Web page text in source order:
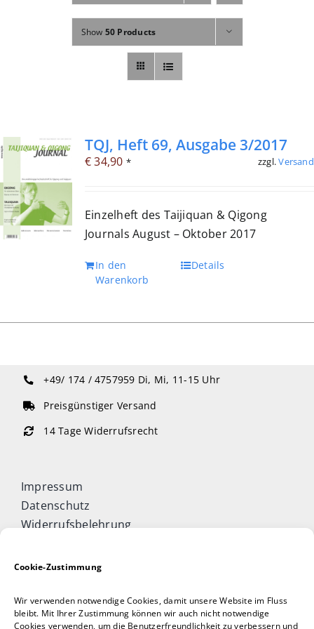
Cookie-Zustimmung
Wir verwenden notwendige Cookies, damit unsere Website im Fluss
bleibt. Mit Ihrer Zustimmung können wir auch nicht notwendige
Cookies verwenden, um die Benutzerfreundlichkeit zu verbessern und
Fachbücher
Poster, Karten, Medien
Abo
Show 50 Products
TQJ, Heft 69, Ausgabe 3/2017
€34,90 * zzgl.Versand
Einzelheft des Taijiquan & Qigong
Journals August – Oktober 2017
In den
Warenkorb
Details
+49/ 174 / 4757959 Di, Mi, 11-15 Uhr
Preisgünstiger Versand
14 Tage Widerrufsrecht
Impressum
Datenschutz
Widerrufsbelehrung
Allgemeine Geschäftsbedingungen
Taijiquan & Qigong Journal